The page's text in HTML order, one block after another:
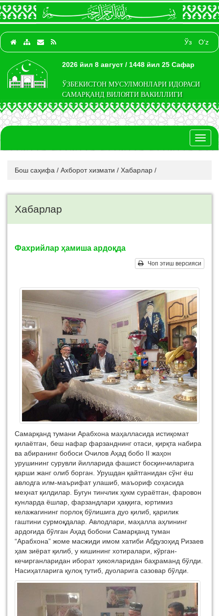
Ўз O‘z
2026 йил 8 август / 1448 йил 25 Сафар
ЎЗБЕКИСТОН МУСУЛМОНЛАРИ ИДОРАСИ
САМАРҚАНД ВИЛОЯТИ ВАКИЛЛИГИ
Бош саҳифа / Ахборот хизмати / Хабарлар /
Хабарлар
Фахрийлар ҳамиша ардоқда
Чоп этиш версияси
Самарқанд тумани Арабхона маҳалласида истиқомат
қилаётган, беш нафар фарзанднинг отаси, қирқта набира
ва абиранинг бобоси Очилов Аҳад бобо II жаҳон
урушининг сурувли йилларида фашист босқинчиларига
қарши жанг олиб борган. Урушдан қайтганидан сўнг ёш
авлодга илм-маърифат улашиб, маъориф соҳасида
меҳнат қилдилар. Бугун тинчлик ҳукм сураётган, фаровон
кунларда ёшлар, фарзандлари ҳаққига, юртимиз
келажагининг порлоқ бўлишига дуо қилиб, қарилик
гаштини сурмоқдалар. Авлодлари, маҳалла аҳлининг
ардоғида бўлган Аҳад бобони Самарқанд туман
“Арабхона” жоме масжиди имом хатиби Абдузоҳид Ризаев
ҳам зиёрат қилиб, у кишининг хотиралари, кўрган-
кечирганларидан иборат ҳикояларидан баҳраманд бўлди.
Насиҳатларига қулоқ тутиб, дуоларига сазовар бўлди.